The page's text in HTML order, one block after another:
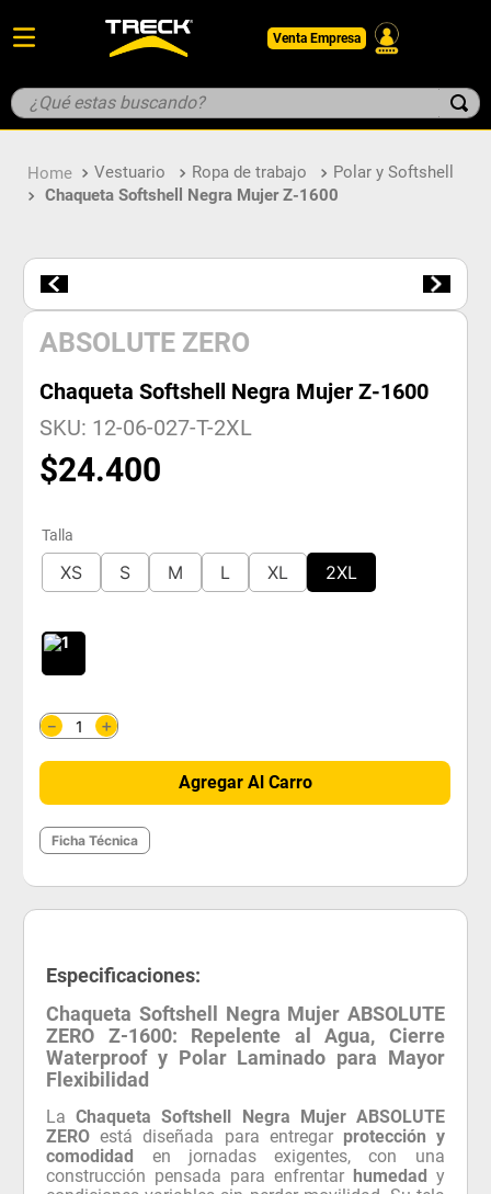
Venta Empresa
¿Qué estas buscando?
Vestuario Ropa de trabajo
Polar y Softshell
Chaqueta Softshell Negra Mujer Z-1600
ABSOLUTE ZERO
Chaqueta Softshell Negra Mujer Z-1600
SKU: 12-06-027-T-2XL
$24.400
Talla
XS S M L XL 2XL
＋
－
Agregar Al Carro
Ficha Técnica
Especificaciones:
Chaqueta Softshell Negra Mujer ABSOLUTE
ZERO Z-1600: Repelente al Agua, Cierre
Waterproof y Polar Laminado para Mayor
Flexibilidad
LaChaqueta Softshell Negra Mujer ABSOLUTE
ZERO está diseñada para entregar protección y
comodidad en jornadas exigentes, con una
construcción pensada para enfrentar humedad y
1. botin
5. casco